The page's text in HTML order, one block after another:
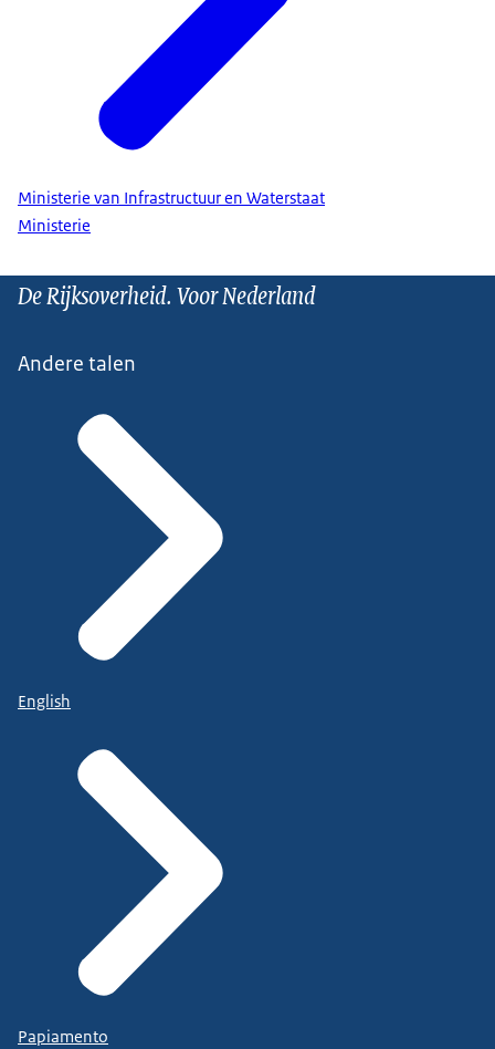
Ministerie van Infrastructuur en Waterstaat
Ministerie
De Rijksoverheid. Voor Nederland
Andere talen
English
Papiamento